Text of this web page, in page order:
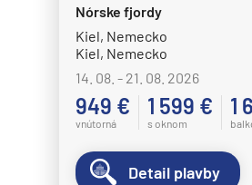
Nórske fjordy
Kiel, Nemecko
Kiel, Nemecko
14. 08. - 21. 08. 2026
949 €
vnútorná
1 599 €
s oknom
1
Detail plavby